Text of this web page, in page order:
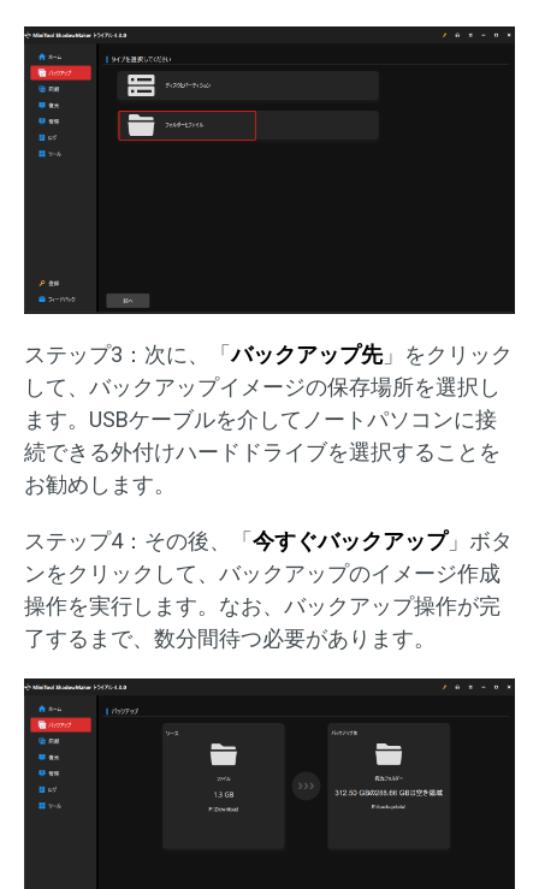
ステップ3：次に、「バックアップ先」をクリック
して、バックアップイメージの保存場所を選択し
ます。USBケーブルを介してノートパソコンに接
続できる外付けハードドライブを選択することを
お勧めします。
ステップ4：その後、「 今すぐバックアップ」ボタ
ンをクリックして、バックアップのイメージ作成
操作を実行します。なお、バックアップ操作が完
了するまで、数分間待つ必要があります。